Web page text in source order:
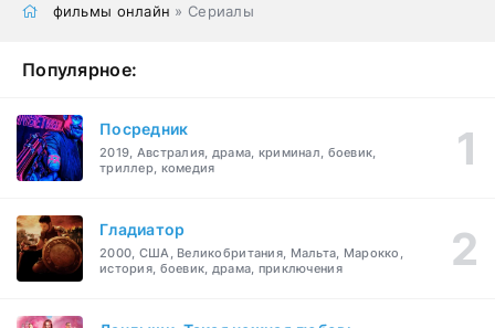
фильмы онлайн » Сериалы
Популярное:
Посредник
2019, Австралия, драма, криминал, боевик,
триллер, комедия
Гладиатор
2000, США, Великобритания, Мальта, Марокко,
история, боевик, драма, приключения